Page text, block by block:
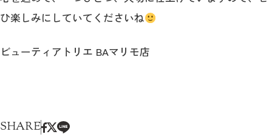
ひ楽しみにしていてくださいね
ビューティアトリエ BAマリモ店
SHARE